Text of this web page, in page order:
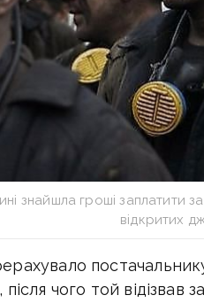
знайшла гроші заплатити
відкритих
чого той відізвав